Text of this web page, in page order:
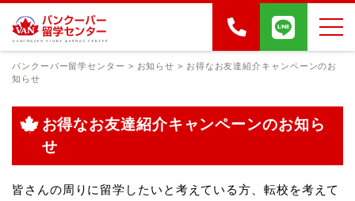
バンクーバー留学センター > お知らせ > お得なお友達紹介キャンペーンのお
知らせ
お得なお友達紹介キャンペーンのお知ら
せ
皆さんの周りに留学したいと考えている方、転校を考えて